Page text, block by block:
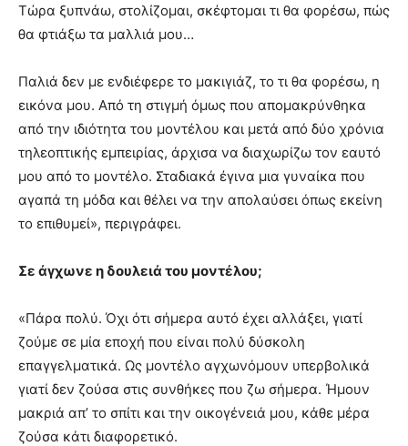
Τώρα ξυπνάω, στολίζομαι, σκέφτομαι τι θα φορέσω, πώς
θα φτιάξω τα μαλλιά μου…
Παλιά δεν με ενδιέφερε το μακιγιάζ, το τι θα φορέσω, η
εικόνα μου. Από τη στιγμή όμως που απομακρύνθηκα
από την ιδιότητα του μοντέλου και μετά από δύο χρόνια
τηλεοπτικής εμπειρίας, άρχισα να διαχωρίζω τον εαυτό
μου από το μοντέλο. Σταδιακά έγινα μια γυναίκα που
αγαπά τη μόδα και θέλει να την απολαύσει όπως εκείνη
το επιθυμεί», περιγράφει.
Σε άγχωνε η δουλειά του μοντέλου;
«Πάρα πολύ. Όχι ότι σήμερα αυτό έχει αλλάξει, γιατί
ζούμε σε μία εποχή που είναι πολύ δύσκολη
επαγγελματικά. Ως μοντέλο αγχωνόμουν υπερβολικά
γιατί δεν ζούσα στις συνθήκες που ζω σήμερα. Ήμουν
μακριά απ’ το σπίτι και την οικογένειά μου, κάθε μέρα
ζούσα κάτι διαφορετικό.